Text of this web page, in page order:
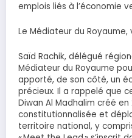
emplois liés à l’économie
Le Médiateur du
Saïd Rachik, délégué
Médiateur du Royaume
apporté, de son côté, un
précieux. Il a rappelé que
Diwan Al Madhalim créé en
constitutionnalisée et
territoire national, y